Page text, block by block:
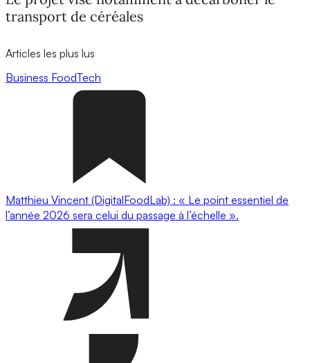
transport de céréales
Articles les plus lus
Business FoodTech
Matthieu Vincent (DigitalFoodLab) : « Le point essentiel de
l’année 2026 sera celui du passage à l’échelle ».